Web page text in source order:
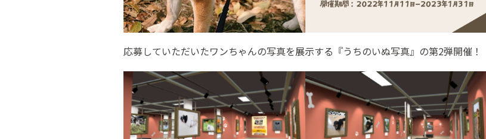
応募していただいたワンちゃんの写真を展示する『うちのいぬ写真』の第2弾開催！